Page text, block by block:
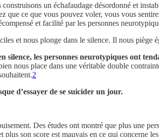
un échafaudage désordonné et
que ce que vous pouvez voler, vous vous
et facilité par les personnes
et nous plonge dans le silence. Il nous piège
silence, les personnes neurotypiques ont
nous place dans une véritable double
2
d’essayer de se suicider un jour.
Des études ont montré que plus une
son score est mauvais en ce qui concerne